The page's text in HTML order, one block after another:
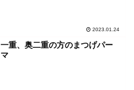
2023.01.24
一重、奥二重の方のまつげパー
マ